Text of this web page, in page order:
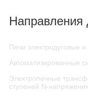
Направления
Печи электродуговые
Автоматизированные
Электропечные
ступеней N-напряжения